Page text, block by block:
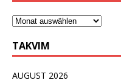
TAKVIM
AUGUST 2026